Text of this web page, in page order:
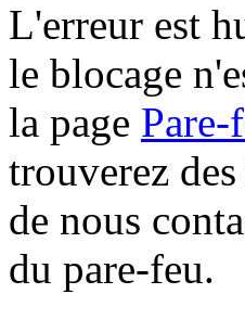
L'erreur est
le blocage
la page Pare-
trouverez
de nous
du pare-feu.